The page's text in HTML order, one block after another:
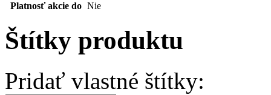
Platnosť akcie do Nie
Štítky produktu
Pridať vlastné štítky: